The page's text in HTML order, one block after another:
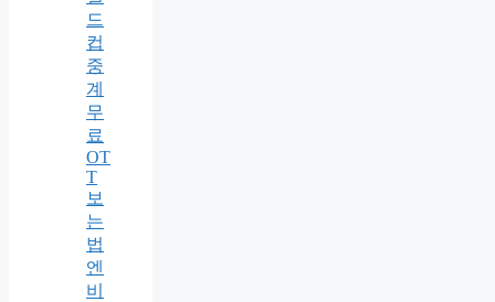
드
컵
중
계
무
료
OT
T
보
는
법
엔
비